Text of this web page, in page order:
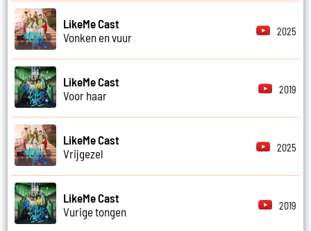
LikeMe Cast
Vonken en vuur
2025
LikeMe Cast
Voor haar
2019
LikeMe Cast
Vrijgezel
2025
LikeMe Cast
Vurige tongen
2019